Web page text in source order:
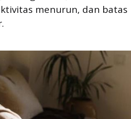
menurun, dan batas